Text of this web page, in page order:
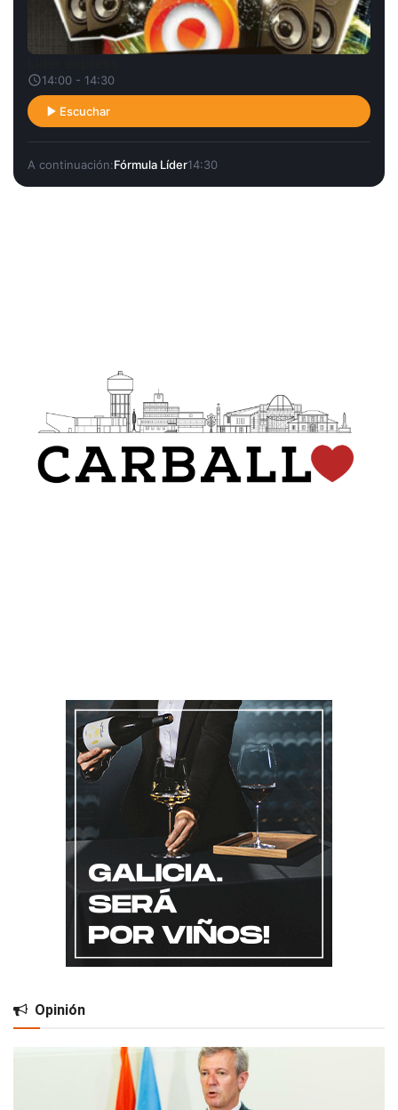
14:00 - 14:30
Escuchar
A continuación:Fórmula Líder14:30
Opinión